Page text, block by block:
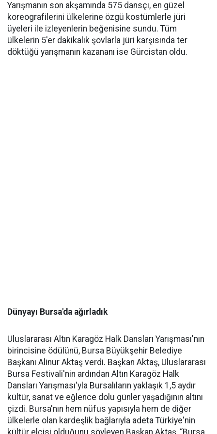
Yarışmanın son akşamında 575 dansçı, en güzel
koreografilerini ülkelerine özgü kostümlerle jüri
üyeleri ile izleyenlerin beğenisine sundu. Tüm
ülkelerin 5'er dakikalık şovlarla jüri karşısında ter
döktüğü yarışmanın kazananı ise Gürcistan oldu.
Dünyayı Bursa'da ağırladık
Uluslararası Altın Karagöz Halk Dansları Yarışması'nın
birincisine ödülünü, Bursa Büyükşehir Belediye
Başkanı Alinur Aktaş verdi. Başkan Aktaş, Uluslararası
Bursa Festivali'nin ardından Altın Karagöz Halk
Dansları Yarışması'yla Bursalıların yaklaşık 1,5 aydır
kültür, sanat ve eğlence dolu günler yaşadığının altını
çizdi. Bursa'nın hem nüfus yapısıyla hem de diğer
ülkelerle olan kardeşlik bağlarıyla adeta Türkiye'nin
kültür elçisi olduğunu söyleyen Başkan Aktaş, “Bursa,